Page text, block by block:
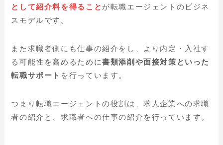
として紹介料を得ること が転職エージェントのビジネ
スモデルです。
また求職者側にも仕事の紹介をし、より内定・入社す
る可能性を高めるために書類添削や面接対策といった
転職サポート を行っています。
つまり転職エージェントの役割は、求人企業への求職
者の紹介と、求職者への仕事の紹介を行っています。